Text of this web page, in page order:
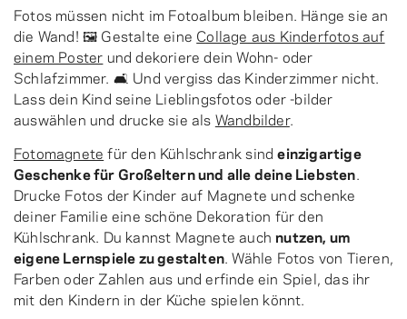
Fotos müssen nicht im Fotoalbum bleiben. Hänge sie an
die Wand! 🖼 Gestalte eine Collage aus Kinderfotos auf
einem Poster und dekoriere dein Wohn- oder
Schlafzimmer. 🛋 Und vergiss das Kinderzimmer nicht.
Lass dein Kind seine Lieblingsfotos oder -bilder
auswählen und drucke sie als Wandbilder.
Fotomagnete für den Kühlschrank sindeinzigartige
Geschenke für Großeltern und alle deine Liebsten.
Drucke Fotos der Kinder auf Magnete und schenke
deiner Familie eine schöne Dekoration für den
Kühlschrank. Du kannst Magnete auchnutzen, um
eigene Lernspiele zu gestalten. Wähle Fotos von Tieren,
Farben oder Zahlen aus und erfinde ein Spiel, das ihr
mit den Kindern in der Küche spielen könnt.